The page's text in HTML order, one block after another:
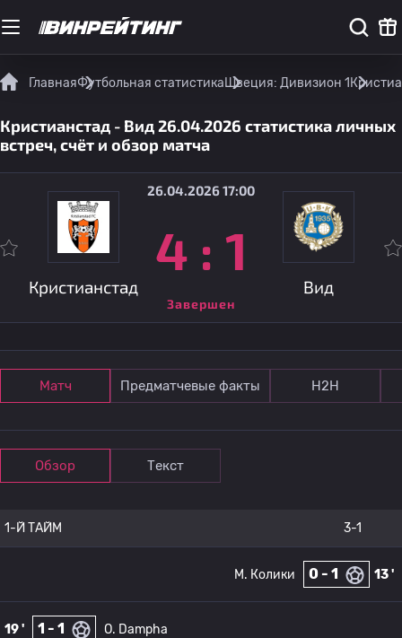
ГлавнаяФутбольная статистикаШвеция: Дивизион 1
Кристианстад - Вид 26.04.2026 статистика личных
встреч, счёт и обзор матча
Кристианстад
26.04.2026 17:00
4 : 1
Завершен
Вид
Матч Предматчевые факты Н2Н
Обзор Текст
1-Й ТАЙМ 3-1
13 '
0 - 1
М. Колики
19 ' 1 - 1 O. Dampha